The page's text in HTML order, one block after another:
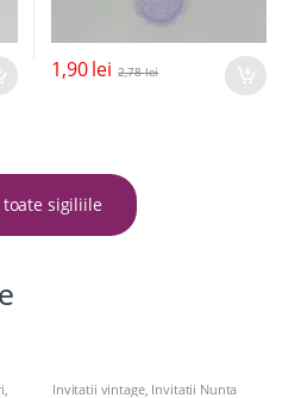
1,90lei 2,78lei
toate sigiliile
Invitatii vintage, Invitatii Nunta